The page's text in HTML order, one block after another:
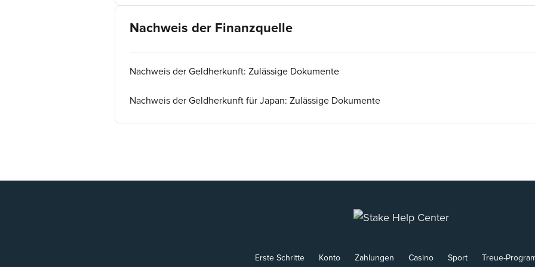
Nachweis der Finanzquelle
Nachweis der Geldherkunft: Zulässige Dokumente
Nachweis der Geldherkunft für Japan: Zulässige Dokumente
Erste Schritte Konto Zahlungen Casino Sport Treue-